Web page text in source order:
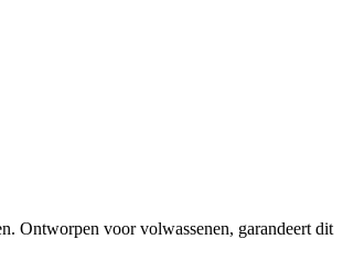
Ontworpen voor volwassenen, garandeert dit